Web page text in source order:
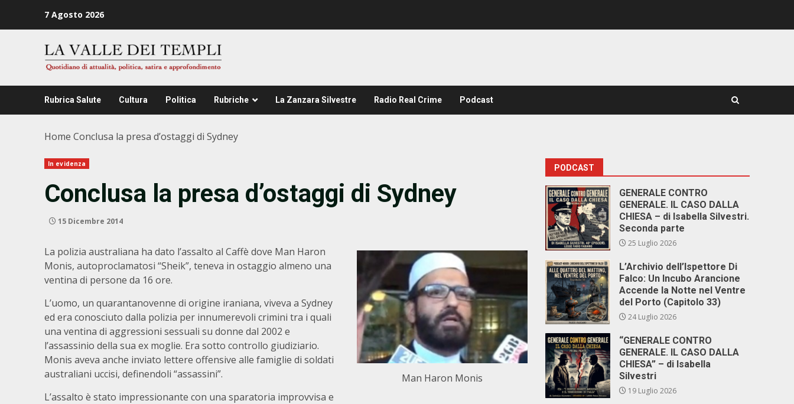
7 Agosto 2026
Rubrica Salute Cultura Politica Rubriche La Zanzara Silvestre Radio Real Crime Podcast
Home Conclusa la presa d’ostaggi di Sydney
In evidenza
Conclusa la presa d’ostaggi di Sydney
15 Dicembre 2014
Man Haron Monis
La polizia australiana ha dato l’assalto al Caffè dove Man Haron
Monis, autoproclamatosi “Sheik”, teneva in ostaggio almeno una
ventina di persone da 16 ore.
L’uomo, un quarantanovenne di origine iraniana, viveva a Sydney
ed era conosciuto dalla polizia per innumerevoli crimini tra i quali
una ventina di aggressioni sessuali su donne dal 2002 e
l’assassinio della sua ex moglie. Era sotto controllo giudiziario.
Monis aveva anche inviato lettere offensive alle famiglie di soldati
australiani uccisi, definendoli “assassini”.
L’assalto è stato impressionante con una sparatoria improvvisa e
PODCAST
GENERALE CONTRO
GENERALE. IL CASO DALLA
CHIESA – di Isabella Silvestri.
Seconda parte
25 Luglio 2026
L’Archivio dell’Ispettore Di
Falco: Un Incubo Arancione
Accende la Notte nel Ventre
del Porto (Capitolo 33)
24 Luglio 2026
“GENERALE CONTRO
GENERALE. IL CASO DALLA
CHIESA” – di Isabella
Silvestri
19 Luglio 2026